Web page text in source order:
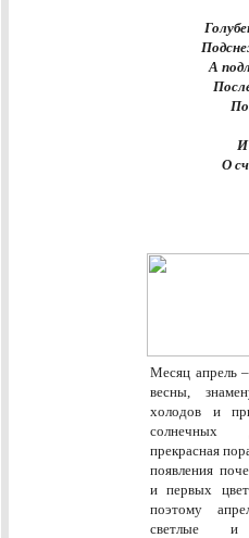
А
И
О
Месяц апрель
весны,
холодов и
прекрасная
появления
и первых
поэтому
светлые и